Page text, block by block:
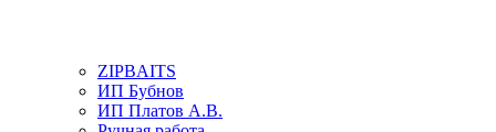
ZIPBAITS
ИП Бубнов
ИП Платов А.В.